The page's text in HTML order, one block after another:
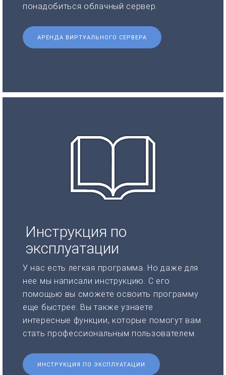
понадобиться облачный сервер.
АРЕНДА ВИРТУАЛЬНОГО СЕРВЕРА
Инструкция по
эксплуатации
У нас есть легкая программа. Но даже для
нее мы написали инструкцию. С его
помощью вы сможете освоить программу
еще быстрее. Вы также узнаете
интересные функции, которые помогут вам
стать профессиональным пользователем.
ИНСТРУКЦИЯ ПО ЭКСПЛУАТАЦИИ